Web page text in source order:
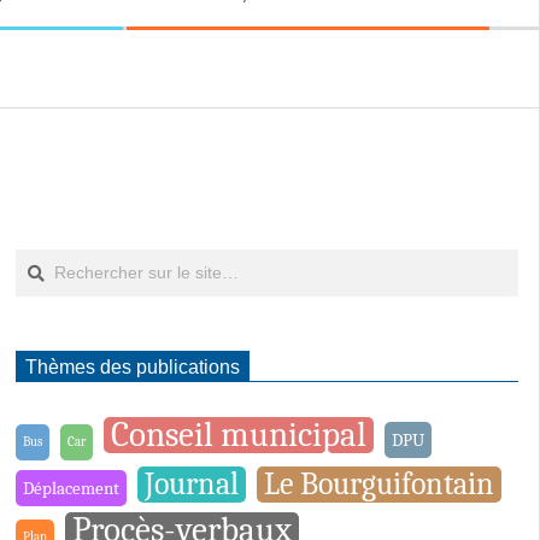
Thèmes des publications
Bus Car Conseil municipal DPU
Déplacement Journal Le Bourguifontain
Plan Procès-verbaux